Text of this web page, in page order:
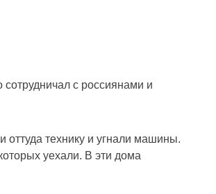
с россиянами и
оттуда технику и угнали машины.
уехали. В эти дома